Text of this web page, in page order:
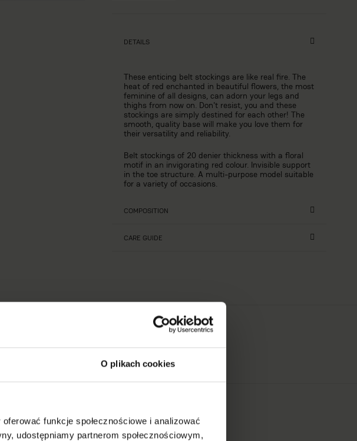
O plikach cookies
funkcje społecznościowe i analizować
udostępniamy partnerom społecznościowym,
DETAILS
These enticing belt stockings are like real fire. The
heat of red enchanted in beautiful flowers, the most
feminine of all designs, can adorn your legs and
thighs from now on. Don't resist, you and these
stockings are simply destined for each other! The
smooth, quality base will make you love them for
their versatility and reliability.
Belt stockings of 20 denier thickness with a floral
motif in an invigorating red colour. Invisible support
in the toe structure. A multi-purpose model suitable
for a variety of occasions.
COMPOSITION
CARE GUIDE